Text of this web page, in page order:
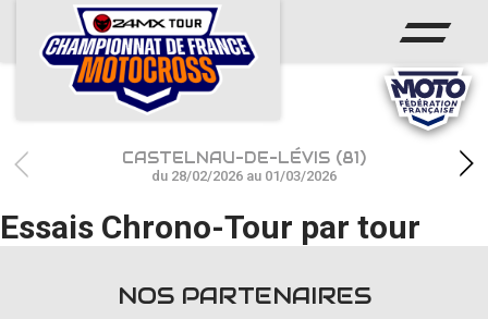
ACCUEIL
ACTUS
CALENDRIER
RÉSULTATS
PHOTOS / WEB TV
CASTELNAU-DE-LÉVIS (81)
du 28/02/2026 au 01/03/2026
Essais Chrono-Tour par tour
NOS PARTENAIRES